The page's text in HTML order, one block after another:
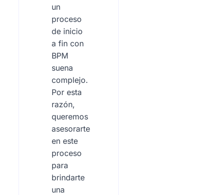
un
proceso
de inicio
a fin con
BPM
suena
complejo.
Por esta
razón,
queremos
asesorarte
en este
proceso
para
brindarte
una